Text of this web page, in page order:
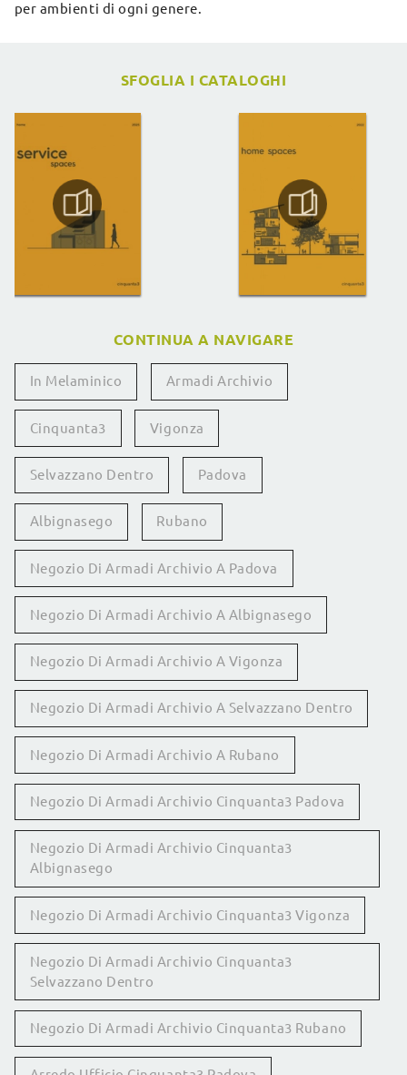
per ambienti di ogni genere.
SFOGLIA I CATALOGHI
CONTINUA A NAVIGARE
In Melaminico Armadi Archivio
Cinquanta3 Vigonza
Selvazzano Dentro Padova
Albignasego Rubano
Negozio Di Armadi Archivio A Padova
Negozio Di Armadi Archivio A Albignasego
Negozio Di Armadi Archivio A Vigonza
Negozio Di Armadi Archivio A Selvazzano Dentro
Negozio Di Armadi Archivio A Rubano
Negozio Di Armadi Archivio Cinquanta3 Padova
Negozio Di Armadi Archivio Cinquanta3
Albignasego
Negozio Di Armadi Archivio Cinquanta3 Vigonza
Negozio Di Armadi Archivio Cinquanta3
Selvazzano Dentro
Negozio Di Armadi Archivio Cinquanta3 Rubano